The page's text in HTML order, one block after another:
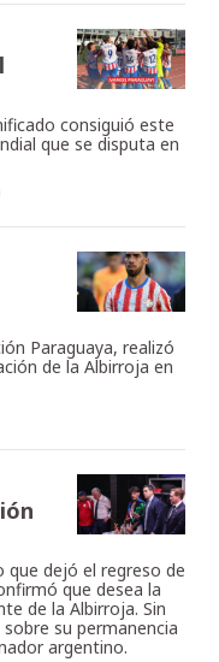
consiguió este
que se disputa en
Paraguaya, realizó
de la Albirroja en
que dejó el regreso de
que desea la
de la Albirroja. Sin
su permanencia
argentino.